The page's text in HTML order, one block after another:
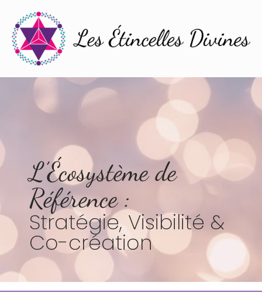
L’Écosystème de
Référence :
Stratégie, Visibilité &
Co-création